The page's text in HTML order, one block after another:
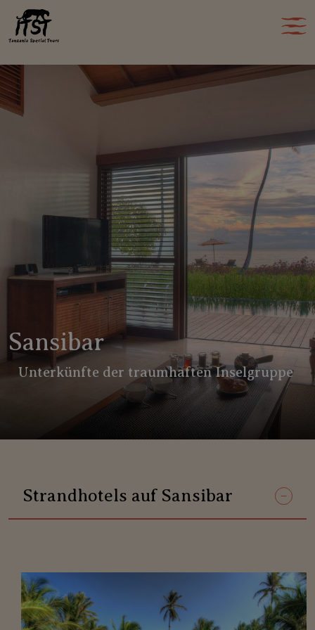
Sansibar
Unterkünfte der traumhaften Inselgruppe
Strandhotels auf Sansibar